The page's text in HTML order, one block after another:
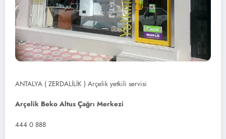
ANTALYA ( ZERDALİLİK ) Arçelik yetkili servisi
Arçelik Beko Altus Çağrı Merkezi
444 0 888